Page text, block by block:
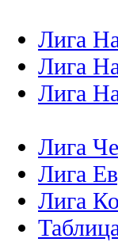
Лига
Лига
Лига
Лига
Лига
Лига